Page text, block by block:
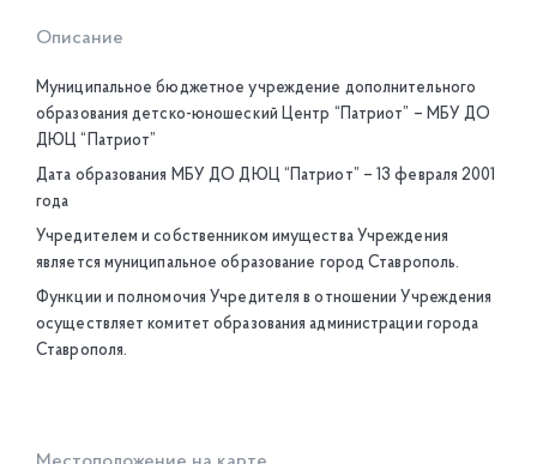
Описание
Муниципальное бюджетное учреждение дополнительного
образования детско-юношеский Центр “Патриот” – МБУ ДО
ДЮЦ “Патриот”
Дата образования МБУ ДО ДЮЦ “Патриот” – 13 февраля 2001
года
Учредителем и собственником имущества Учреждения
является муниципальное образование город Ставрополь.
Функции и полномочия Учредителя в отношении Учреждения
осуществляет комитет образования администрации города
Ставрополя.